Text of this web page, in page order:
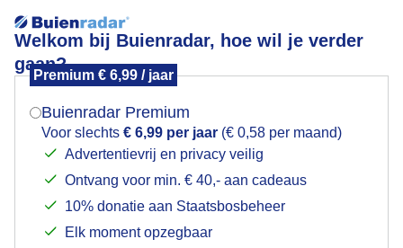
Welkom bij Buienradar, hoe wil je verder
gaan?
Premium € 6,99 / jaar
Buienradar Premium
Voor slechts € 6,99 per jaar (€ 0,58 per maand)
Advertentievrij en privacy veilig
Ontvang voor min. € 40,- aan cadeaus
10% donatie aan Staatsbosbeheer
Elk moment opzegbaar
Weerfoto's 9 juni 2026: Fantastische luchten aan het
Wad bij Paesens - Moddergat vanavond
Mogen we je locatie gebruiken voor het
Indien je hier nog geen akkoord op hebt gegeven,
verschijnt er zo een pop-up uit je browser waarin